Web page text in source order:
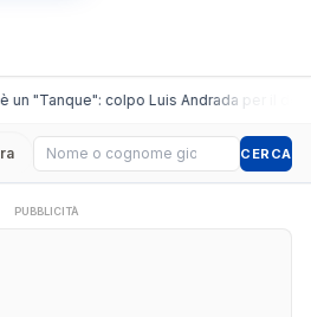
"Tanque": colpo Luis Andrada per il
Cerca giocatore CERCA
PUBBLICITÀ